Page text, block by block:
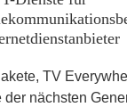
TV
nächsten